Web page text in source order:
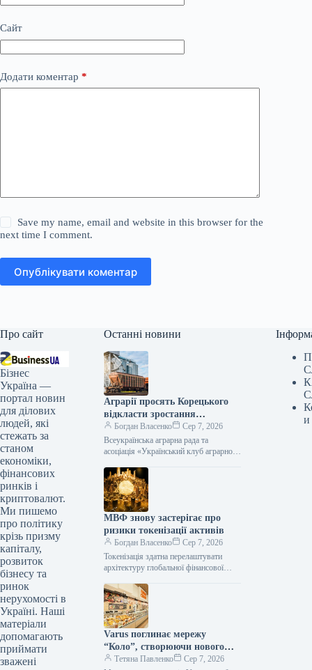
Сайт
Додати коментар *
Save my name, email and website in this browser for the
next time I comment.
Опублікувати коментар
Про сайт
Бізнес
Україна —
портал новин
для ділових
людей, які
стежать за
станом
економіки,
фінансових
ринків і
криптовалют.
Ми пишемо
про політику
крізь призму
капіталу,
розвиток
бізнесу та
ринок
нерухомості в
Україні. Наші
матеріали
допомагають
приймати
зважені
Останні новини
Аграрії просять Корецького
відкласти зростання
залізничних тарифів
Богдан Власенко
Сер 7, 2026
Всеукраїнська аграрна рада та
асоціація «Український клуб аграрного
міністра Сергія Корецького з
проханням відкласти заплановане
МВФ знову застерігає про
ризики токенізації активів
Богдан Власенко
Сер 7, 2026
Токенізація здатна перелаштувати
архітектуру глобальної фінансової
може посилити фрагментацію ринків і
системні ризики. Про це
Varus поглинає мережу
“Коло”, створюючи нового
лідера на ринку
Тетяна Павленко
Сер 7, 2026
и